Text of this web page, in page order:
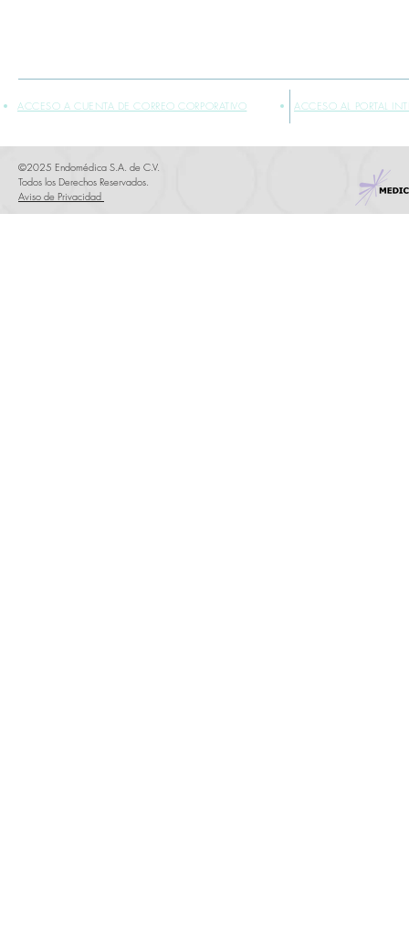
ACCESO A CUENTA DE CORREO CORPORATIVO ACCESO AL PORTAL
©2025 Endomédica S.A. de C.V.
Todos los Derechos Reservados.
Aviso de Privacidad